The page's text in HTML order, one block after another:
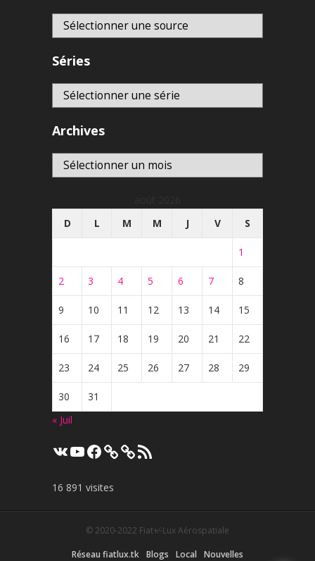
Séries
Archives
Archives
D
L M M J V S
1
2 3 4 5 6 7 8
9 10 11 12 13 14 15
16 17 18 19 20 21 22
23 24 25 26 27 28 29
30
31
« Juil
VK YouTube
Facebook Flux
RSS
16 891 visites
© 2020-2022 Fiat+⁄-Lux Aérospatiale
Réseau fiatlux.tk Blogs Local Nouvelles